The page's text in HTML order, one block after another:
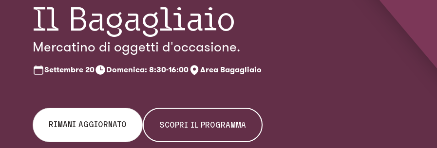
Il Bagagliaio
Mercatino di oggetti d'occasione.
Settembre20 Domenica: 8:30-16:00 Area Bagagliaio
RIMANI AGGIORNATO SCOPRI IL PROGRAMMA